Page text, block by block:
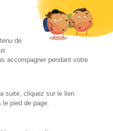
de
accompagner pendant votre
suite, cliquez sur le lien
le pied de page.